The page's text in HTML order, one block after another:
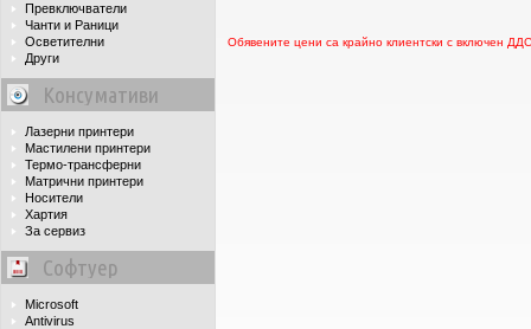
Превключватели
Чанти и Раници
Осветителни
Други
Консумативи
Лазерни принтери
Мастилени принтери
Термо-трансферни
Матрични принтери
Носители
Хартия
За сервиз
Софтуер
Microsoft
Antivirus
Обявените цени са крайно клиентски с включен ДДС